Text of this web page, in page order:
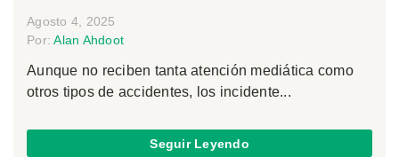
Agosto 4, 2025
Por:Alan Ahdoot
Aunque no reciben tanta atención mediática como
otros tipos de accidentes, los incidente...
Seguir Leyendo